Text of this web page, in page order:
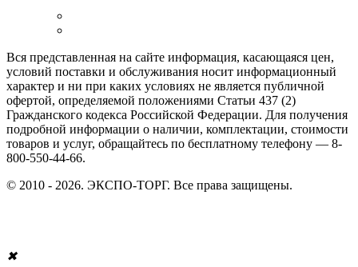
Вся представленная на сайте информация, касающаяся цен,
условий поставки и обслуживания носит информационный
характер и ни при каких условиях не является публичной
офертой, определяемой положениями Статьи 437 (2)
Гражданского кодекса Российской Федерации. Для получения
подробной информации о наличии, комплектации, стоимости
товаров и услуг, обращайтесь по бесплатному телефону — 8-
800-550-44-66.
© 2010 - 2026. ЭКСПО-ТОРГ. Все права защищены.
✖